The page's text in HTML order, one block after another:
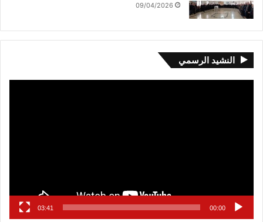
09/04/2026
النشيد الرسمي
00:00
03:41